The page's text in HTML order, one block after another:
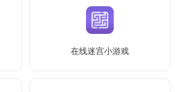
在线迷宫小游戏